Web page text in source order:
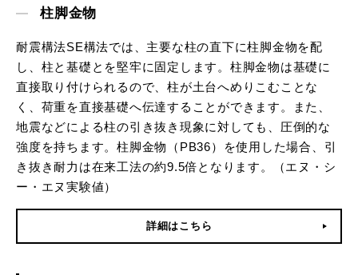
柱脚金物
耐震構法SE構法では、主要な柱の直下に柱脚金物を配
し、柱と基礎とを堅牢に固定します。柱脚金物は基礎に
直接取り付けられるので、柱が土台へめりこむことな
く、荷重を直接基礎へ伝達することができます。また、
地震などによる柱の引き抜き現象に対しても、圧倒的な
強度を持ちます。柱脚金物（PB36）を使用した場合、引
き抜き耐力は在来工法の約9.5倍となります。（エヌ・シ
ー・エヌ実験値）
詳細はこちら